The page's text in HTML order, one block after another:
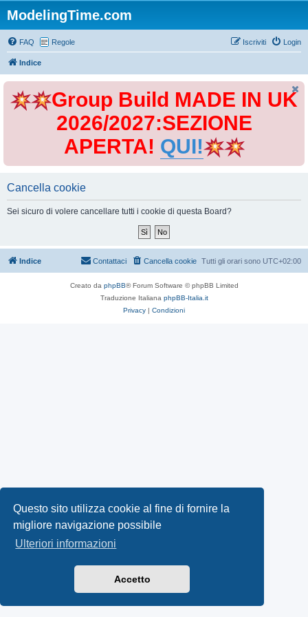
Questo sito utilizza cookie al fine di fornire la
migliore navigazione possibile
Ulteriori informazioni
Accetto
ModelingTime.com
FAQ Regole Login
Iscriviti
Indice
Group Build MADE IN UK
2026/2027:SEZIONE
APERTA! QUI!
Cancella cookie
Sei sicuro di volere cancellare tutti i cookie di questa Board?
Indice Tutti gli orari sono UTC+02:00
Cancella cookie
Contattaci
Creato da phpBB® Forum Software © phpBB Limited
Traduzione Italiana phpBB-Italia.it
Privacy | Condizioni